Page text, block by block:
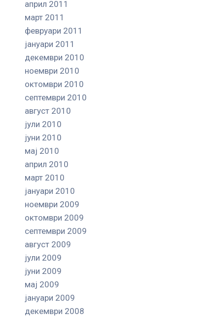
април 2011
март 2011
февруари 2011
јануари 2011
декември 2010
ноември 2010
октомври 2010
септември 2010
август 2010
јули 2010
јуни 2010
мај 2010
април 2010
март 2010
јануари 2010
ноември 2009
октомври 2009
септември 2009
август 2009
јули 2009
јуни 2009
мај 2009
јануари 2009
декември 2008